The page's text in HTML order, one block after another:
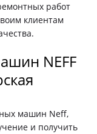
работ
клиентам
NEFF
машин Neff,
и получить